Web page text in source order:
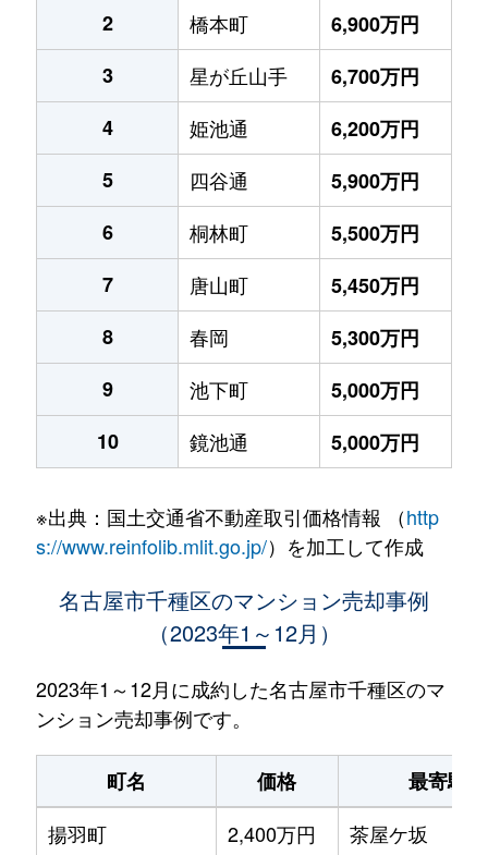
2
橋本町
6,900万円
3
星が丘山手
6,700万円
4
姫池通
6,200万円
5
四谷通
5,900万円
6
桐林町
5,500万円
7
唐山町
5,450万円
8
春岡
5,300万円
9
池下町
5,000万円
10
鏡池通 5,000万円
※出典：国土交通省不動産取引価格情報 （http
s://www.reinfolib.mlit.go.jp/）を加工して作成
名古屋市千種区のマンション売却事例
（2023年1～12月）
2023年1～12月に成約した名古屋市千種区のマ
ンション売却事例です。
町名 価格
最寄駅
揚羽町
2,400万円
茶屋ケ坂